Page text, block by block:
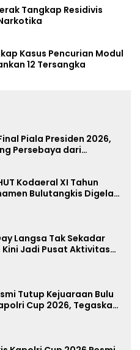
Tangkap Residivis
Kasus Pencurian Modul
12 Tersangka
Piala Presiden 2026,
Persebaya dari
Kodaeral XI Tahun
Bulutangkis Digelar
Langsa Tak Sekadar
Jadi Pusat Aktivitas
Tutup Kejuaraan Bulu
Cup 2026, Tegaskan